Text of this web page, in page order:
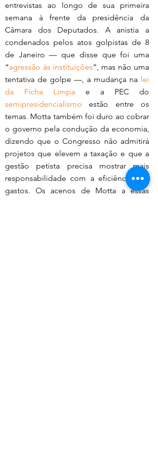
entrevistas ao longo de sua primeira
semana à frente da presidência da
Câmara dos Deputados. A anistia a
condenados pelos atos golpistas de 8
de Janeiro — que disse que foi uma
“agressão às instituições”, mas não uma
tentativa de golpe —, a mudança na lei
da Ficha Limpa
semipresidencialismo estão entre os
temas. Motta também foi duro ao cobrar
o governo pela condução da economia,
dizendo que o Congresso não admitirá
projetos que elevem a taxação e que a
gestão petista precisa mostrar mais
responsabilidade com a eficiência dos
gastos. Os acenos de Motta a essas